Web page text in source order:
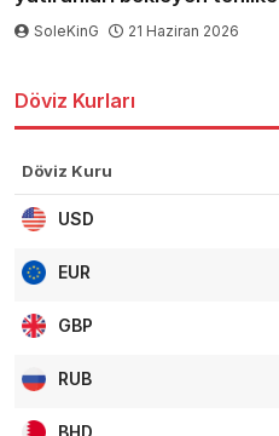
SoleKinG 21 Haziran 2026
Döviz Kurları
Döviz Kuru
USD
EUR
GBP
RUB